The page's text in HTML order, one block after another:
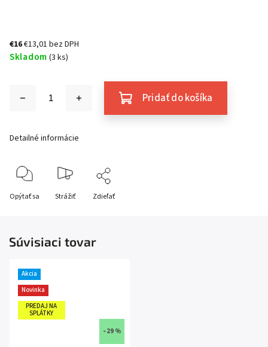
€16€13,01 bez DPH
Skladom (3 ks)
Pridať do košíka
Detailné informácie
Opýtať sa Strážiť Zdieľať
Súvisiaci tovar
Akcia
Novinka
PREDAJ NA
SPLÁTKY
–29 %